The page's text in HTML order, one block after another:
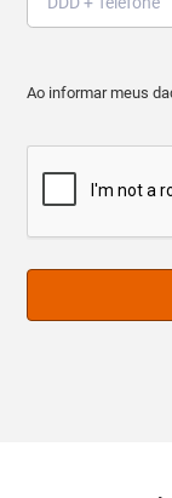
Ao informar meus